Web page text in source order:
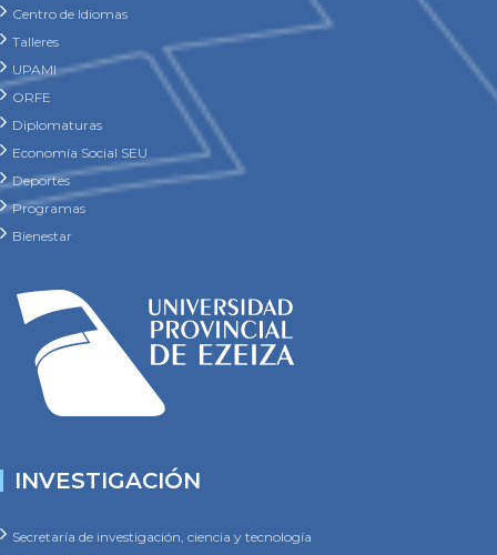
Centro de Idiomas
Talleres
UPAMI
ORFE
Diplomaturas
Economía Social SEU
Deportes
Programas
Bienestar
INVESTIGACIÓN
Secretaría de investigación, ciencia y tecnología